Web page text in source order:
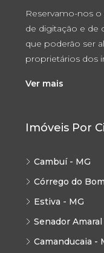
Reservamo-nos
de digitação e de
que poderão ser
proprietários dos
Ver mais
Imóveis Por
Cambuí - MG
Córrego do
Estiva - MG
Senador Amaral
Camanducaia -